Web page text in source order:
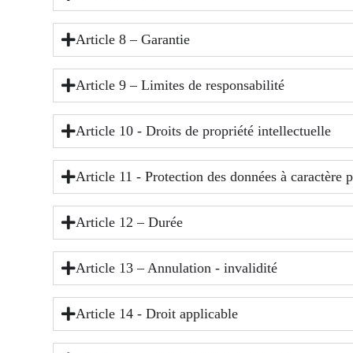
Article 8 – Garantie
Article 9 – Limites de responsabilité
Article 10 - Droits de propriété intellectuelle
Article 11 - Protection des données à caractère
Article 12 – Durée
Article 13 – Annulation - invalidité
Article 14 - Droit applicable